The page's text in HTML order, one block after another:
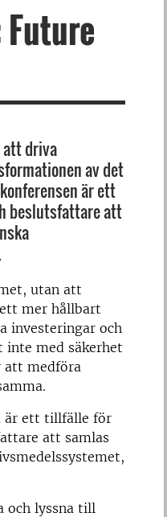
att driva
av det
är ett
beslutsfattare att
utan att
mer hållbart
investeringar och
inte med säkerhet
att medföra
är ett tillfälle för
att samlas
och lyssna till